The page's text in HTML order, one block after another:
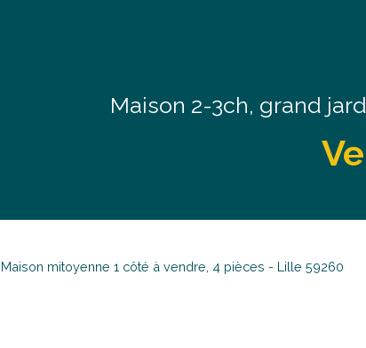
Maison 2-3ch, grand
Maison mitoyenne 1 côté à vendre, 4 pièces - Lille 59260